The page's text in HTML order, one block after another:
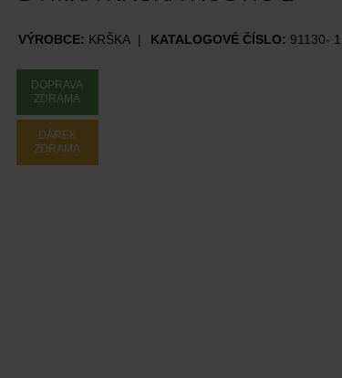
VÝROBCE: KRŠKA KATALOGOVÉ ČÍSLO: 91130- 1
DOPRAVA
ZDRAMA
DÁREK
ZDRAMA